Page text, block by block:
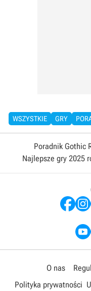
WSZYSTKIE GRY
Poradnik Gothic
Najlepsze gry 2025
O nas
Polityka prywatności